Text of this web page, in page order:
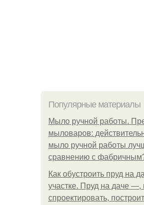
Популярные материалы
Мыло ручной работы.
мыловаров:
мыло ручной работы
сравнению с
Как обустроить пруд на
участке. Пруд на даче —,
спроектировать,